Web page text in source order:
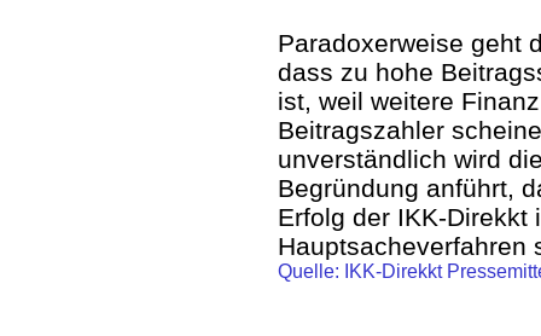
Paradoxerweise geht
dass zu hohe
ist, weil weitere
Beitragszahler
unverständlich wird
Begründung anführt,
Erfolg der IKK-Direkkt
Hauptsacheverfahren
Quelle: IKK-Direkkt